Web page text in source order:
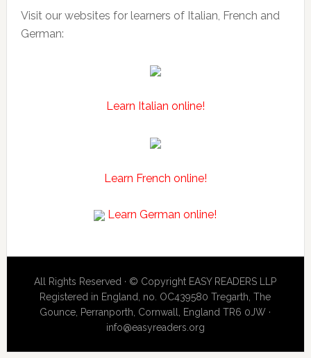
Visit our websites for learners of Italian, French and
German:
Learn Italian online!
Learn French online!
Learn German online!
All Rights Reserved · © Copyright EASY READERS LLP
Registered in England, no. OC439580 Tregarth, The
Gounce, Perranporth, Cornwall, England TR6 0JW ·
info@easyreaders.org